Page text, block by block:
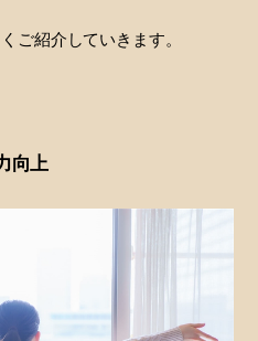
ご紹介していきます。
向上